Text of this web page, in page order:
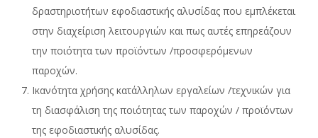
δραστηριοτήτων εφοδιαστικής αλυσίδας που εμπλέκεται
στην διαχείριση λειτουργιών και πως αυτές επηρεάζουν
την ποιότητα των προϊόντων /προσφερόμενων
παροχών.
Ικανότητα χρήσης κατάλληλων εργαλείων /τεχνικών για
τη διασφάλιση της ποιότητας των παροχών / προϊόντων
της εφοδιαστικής αλυσίδας.